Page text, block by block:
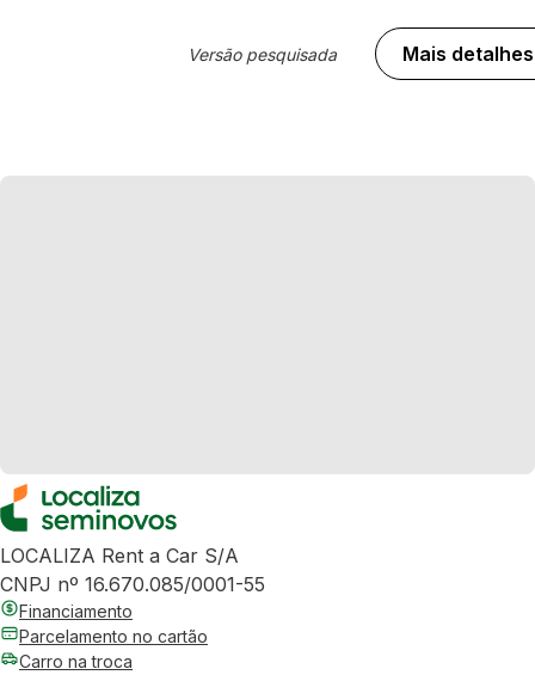
Versão pesquisada Mais detalhes
LOCALIZA Rent a Car S/A
CNPJ nº 16.670.085/0001-55
Financiamento
Parcelamento no cartão
Carro na troca